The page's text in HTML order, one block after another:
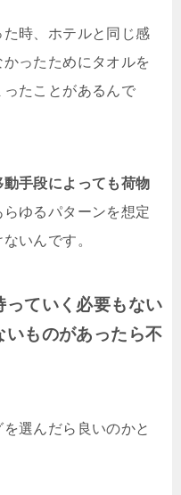
時、ホテルと同じ感
ったためにタオルを
たことがあるんで
動手段によっても荷物
らゆるパターンを想定
いんです。
っていく必要もない
いものがあったら不
選んだら良いのかと